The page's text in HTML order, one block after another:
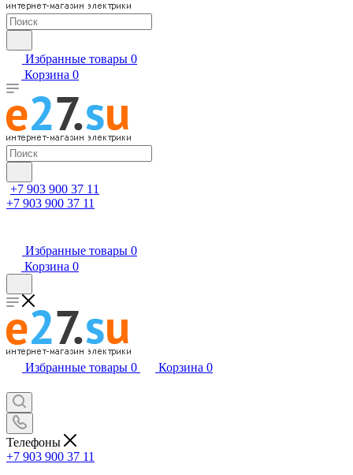
Избранные товары 0
Корзина 0
+7 903 900 37 11
+7 903 900 37 11
Избранные товары 0
Корзина 0
Избранные товары 0 Корзина 0
Телефоны
+7 903 900 37 11